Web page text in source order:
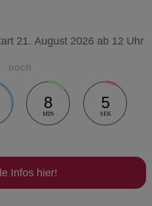
21. August 2026 ab 12 Uhr
noch
8
MIN
5
SEK
Infos hier!